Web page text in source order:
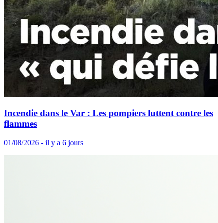
Incendie dans le Var : Les pompiers luttent contre les
flammes
01/08/2026 - il y a 6 jours